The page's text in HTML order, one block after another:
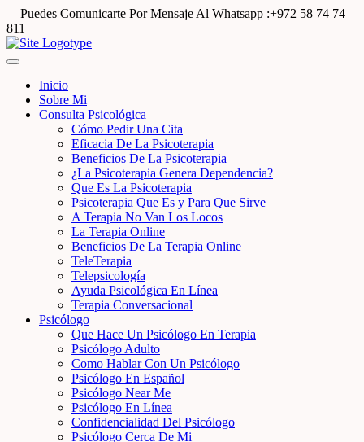
Puedes Comunicarte Por Mensaje Al Whatsapp :+972 58 74 74
811
Inicio
Sobre Mi
Consulta Psicológica
Cómo Pedir Una Cita
Eficacia De La Psicoterapia
Beneficios De La Psicoterapia
¿La Psicoterapia Genera Dependencia?
Que Es La Psicoterapia
Psicoterapia Que Es y Para Que Sirve
A Terapia No Van Los Locos
La Terapia Online
Beneficios De La Terapia Online
TeleTerapia
Telepsicología
Ayuda Psicológica En Línea
Terapia Conversacional
Psicólogo
Que Hace Un Psicólogo En Terapia
Psicólogo Adulto
Como Hablar Con Un Psicólogo
Psicólogo En Español
Psicólogo Near Me
Psicólogo En Línea
Confidencialidad Del Psicólogo
Psicólogo Cerca De Mi